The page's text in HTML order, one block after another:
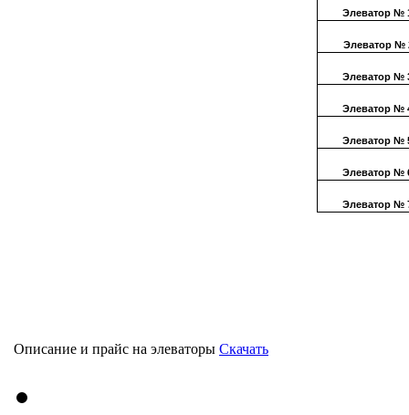
Элеватор №
Элеватор №
Элеватор №
Элеватор №
Элеватор №
Элеватор №
Элеватор №
Описание и прайс на элеваторы Скачать